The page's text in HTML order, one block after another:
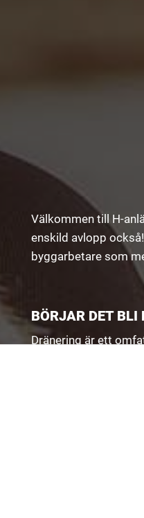
Välkommen till H-
enskild avlopp
byggarbetare som
BÖRJAR DET BLI
Dränering är ett